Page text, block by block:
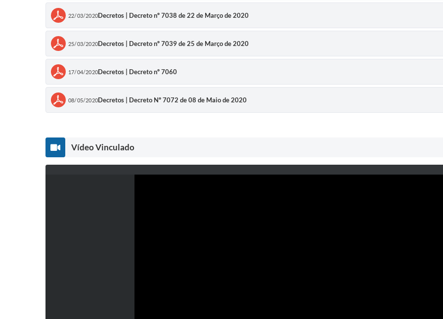
22/03/2020Decretos | Decreto nº 7038 de 22 de Março de 2020
25/03/2020Decretos | Decreto nº 7039 de 25 de Março de 2020
17/04/2020Decretos | Decreto nº 7060
08/05/2020Decretos | Decreto Nº 7072 de 08 de Maio de 2020
Vídeo Vinculado